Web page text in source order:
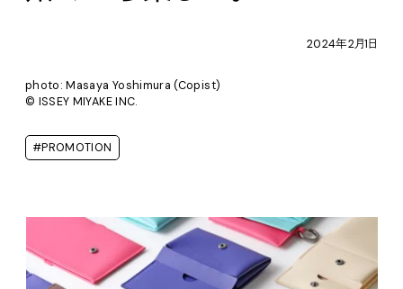
2024年2月1日
photo: Masaya Yoshimura (Copist)
© ISSEY MIYAKE INC.
#PROMOTION